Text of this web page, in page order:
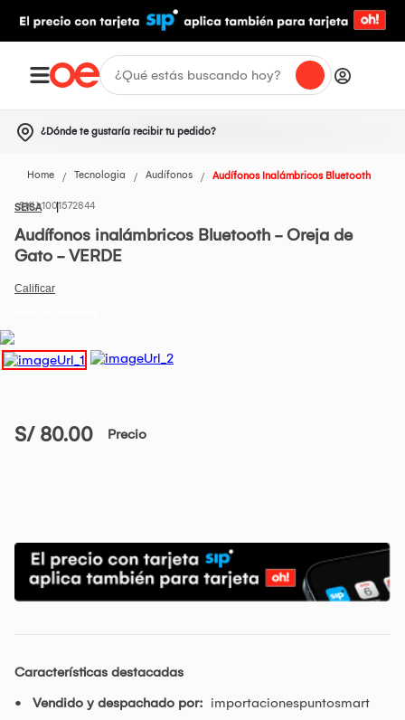
¿Dónde te gustaría recibir tu pedido?
Home Tecnologia Audífonos Audífonos Inalámbricos Bluetooth
SEISA1001572844
Audífonos inalámbricos Bluetooth - Oreja de
Gato - VERDE
S/ 80.00 Precio
Características destacadas
Vendido y despachado por: importacionespuntosmart